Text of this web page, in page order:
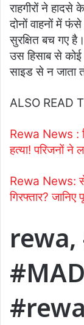
राहगीरों ने
दोनों वाहनों में
सुरक्षित बच गए
उस हिसाब से कोई
साइड से न जाता
ALSO READ
Rewa News :
हत्या! परिजनों ने
Rewa News:
गिरफ्तार? जानिए